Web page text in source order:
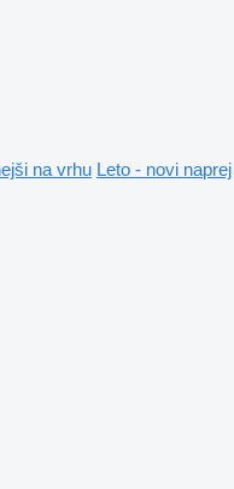
na vrhu Leto - novi naprej